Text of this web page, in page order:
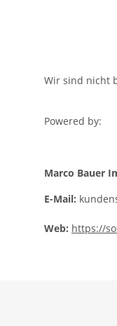
Wir sind nicht
Powered by:
Marco Bauer
E-Mail:
Web: https://